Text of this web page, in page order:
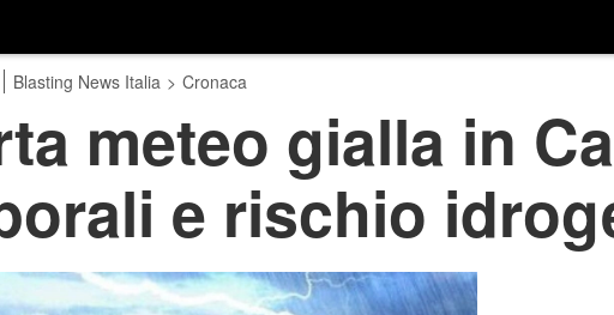
Blasting News Italia > Cronaca
meteo gialla in
e rischio